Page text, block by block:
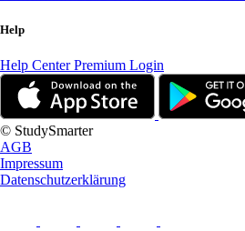
Help
Help CenterPremium Login
© StudySmarter
AGB
Impressum
Datenschutzerklärung